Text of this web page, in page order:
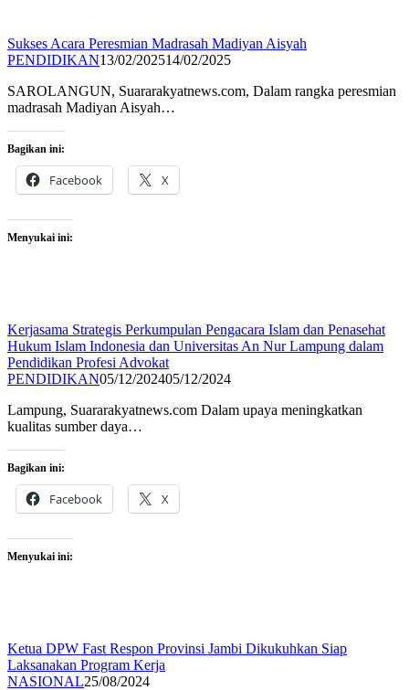
Sukses Acara Peresmian Madrasah Madiyan Aisyah
PENDIDIKAN13/02/202514/02/2025
SAROLANGUN, Suararakyatnews.com, Dalam rangka peresmian
madrasah Madiyan Aisyah…
Bagikan ini:
Facebook X
Menyukai ini:
Kerjasama Strategis Perkumpulan Pengacara Islam dan Penasehat
Hukum Islam Indonesia dan Universitas An Nur Lampung dalam
Pendidikan Profesi Advokat
PENDIDIKAN05/12/202405/12/2024
Lampung, Suararakyatnews.com Dalam upaya meningkatkan
kualitas sumber daya…
Bagikan ini:
Facebook X
Menyukai ini:
Ketua DPW Fast Respon Provinsi Jambi Dikukuhkan Siap
Laksanakan Program Kerja
NASIONAL25/08/2024